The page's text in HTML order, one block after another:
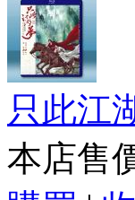
只此江
本店售